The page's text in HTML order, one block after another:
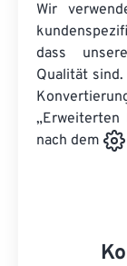
Wir
dass
Qualität
„Erweiterten
nach dem